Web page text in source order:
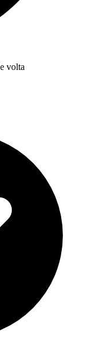
volta